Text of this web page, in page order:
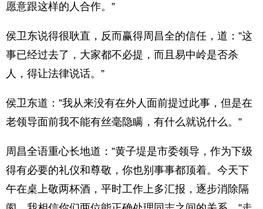
愿意跟这样的人合作。”
侯卫东说得很耿直，反而赢得周昌全的信任，道：”这
事已经过去了，大家都不必提，而且易中岭是否杀
人，得让法律说话。”
侯卫东道：”我从来没有在外人面前提过此事，但是在
老领导面前我不能有丝毫隐瞒，有什么就说什么。”
周昌全语重心长地道：”黄子堤是市委领导，作为下级
得有必要的礼仪和尊敬，你也别事事都顶着。今天下
午在桌上敬两杯酒，平时工作上多汇报，逐步消除隔